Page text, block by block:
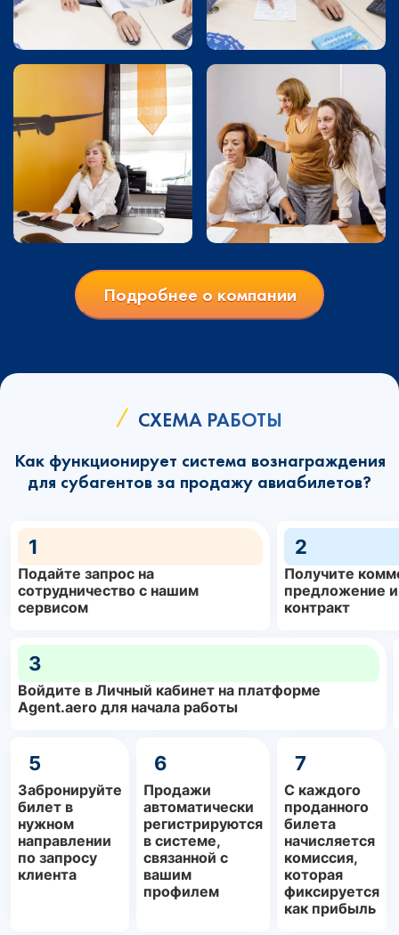
Подробнее о компании
СХЕМА РАБОТЫ
Как функционирует система вознаграждения
для субагентов за продажу авиабилетов?
1
Подайте запрос на
сотрудничество с нашим
сервисом
2
Получите
предложение
контракт
3
Войдите в Личный кабинет на платформе
Agent.aero для начала работы
5
Забронируйте
билет в
нужном
направлении
по запросу
клиента
6
Продажи
автоматически
регистрируются
в системе,
связанной с
вашим
профилем
7
С каждого
проданного
билета
начисляется
комиссия,
которая
фиксируется
как прибыль